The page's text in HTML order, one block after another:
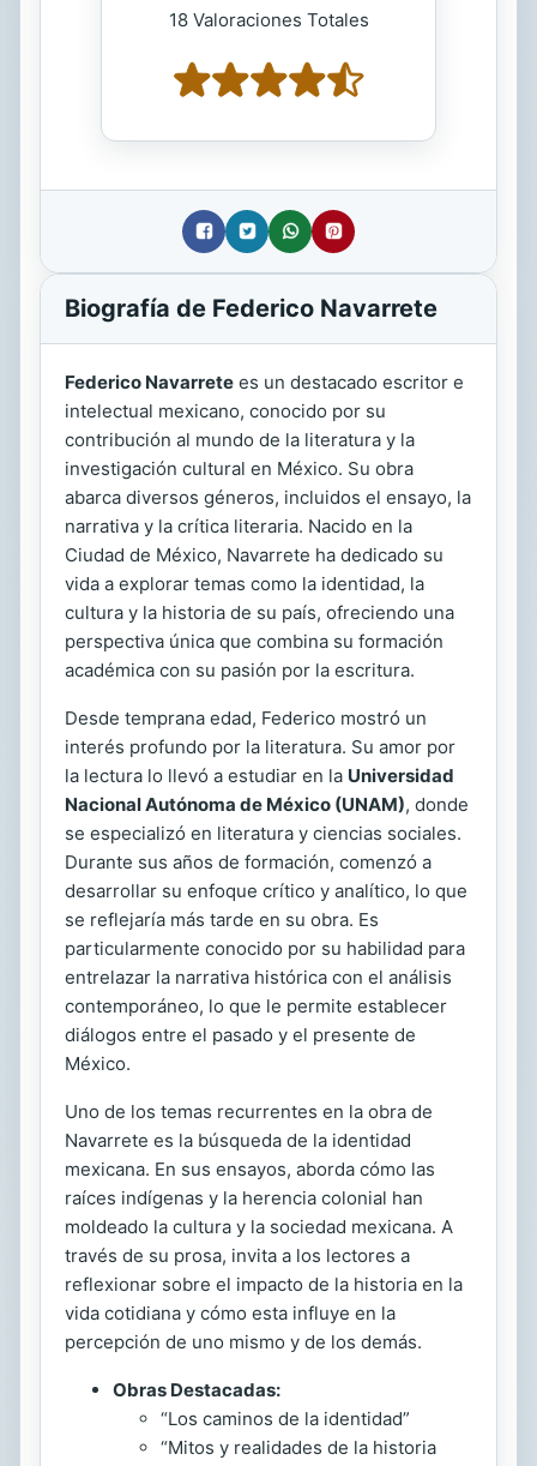
18 Valoraciones Totales
Biografía de Federico Navarrete
Federico Navarrete es un destacado escritor e
intelectual mexicano, conocido por su
contribución al mundo de la literatura y la
investigación cultural en México. Su obra
abarca diversos géneros, incluidos el ensayo, la
narrativa y la crítica literaria. Nacido en la
Ciudad de México, Navarrete ha dedicado su
vida a explorar temas como la identidad, la
cultura y la historia de su país, ofreciendo una
perspectiva única que combina su formación
académica con su pasión por la escritura.
Desde temprana edad, Federico mostró un
interés profundo por la literatura. Su amor por
la lectura lo llevó a estudiar en la Universidad
Nacional Autónoma de México (UNAM), donde
se especializó en literatura y ciencias sociales.
Durante sus años de formación, comenzó a
desarrollar su enfoque crítico y analítico, lo que
se reflejaría más tarde en su obra. Es
particularmente conocido por su habilidad para
entrelazar la narrativa histórica con el análisis
contemporáneo, lo que le permite establecer
diálogos entre el pasado y el presente de
México.
Uno de los temas recurrentes en la obra de
Navarrete es la búsqueda de la identidad
mexicana. En sus ensayos, aborda cómo las
raíces indígenas y la herencia colonial han
moldeado la cultura y la sociedad mexicana. A
través de su prosa, invita a los lectores a
reflexionar sobre el impacto de la historia en la
vida cotidiana y cómo esta influye en la
percepción de uno mismo y de los demás.
Obras Destacadas:
“Los caminos de la identidad”
“Mitos y realidades de la historia